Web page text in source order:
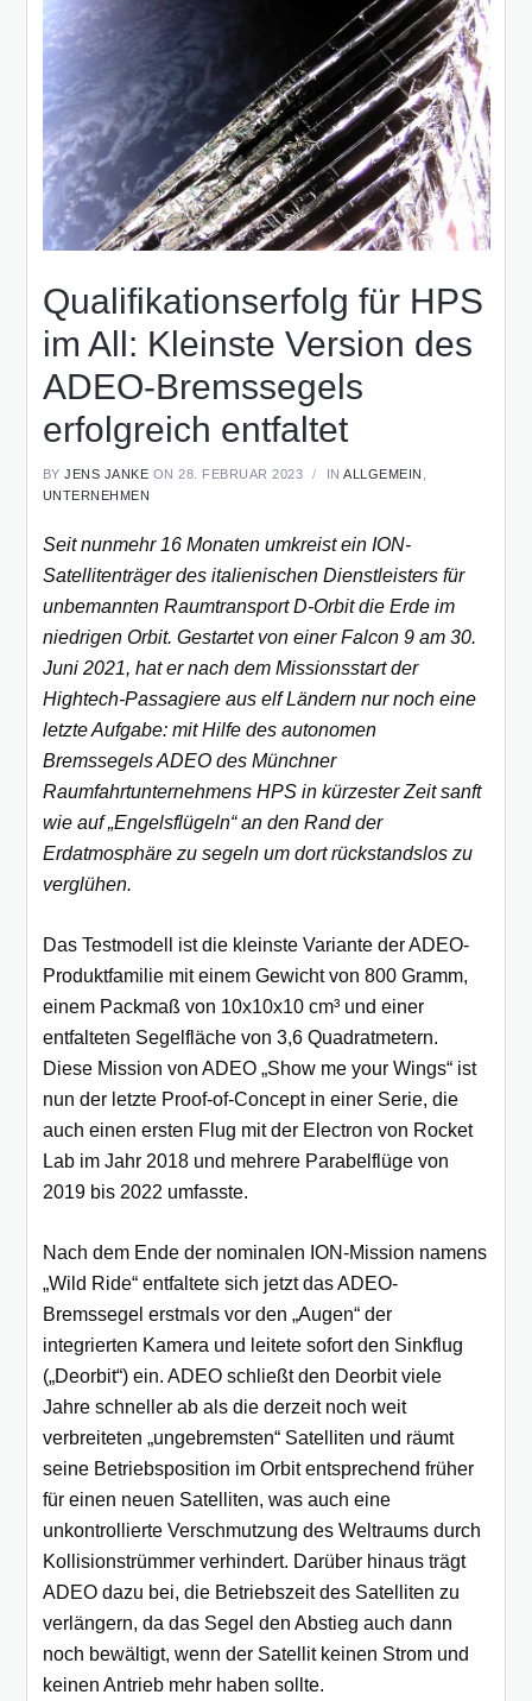
Qualifikationserfolg für HPS
im All: Kleinste Version des
ADEO-Bremssegels
erfolgreich entfaltet
BY JENS JANKE ON 28. FEBRUAR 2023 IN ALLGEMEIN
UNTERNEHMEN
Seit nunmehr 16 Monaten umkreist ein ION-
Satellitenträger des italienischen Dienstleisters für
unbemannten Raumtransport D-Orbit die Erde im
niedrigen Orbit. Gestartet von einer Falcon 9 am 30.
Juni 2021, hat er nach dem Missionsstart der
Hightech-Passagiere aus elf Ländern nur noch eine
letzte Aufgabe: mit Hilfe des autonomen
Bremssegels ADEO des Münchner
Raumfahrtunternehmens HPS in kürzester Zeit sanft
wie auf „Engelsflügeln“ an den Rand der
Erdatmosphäre zu segeln um dort rückstandslos zu
verglühen.
Das Testmodell ist die kleinste Variante der ADEO-
Produktfamilie mit einem Gewicht von 800 Gramm,
einem Packmaß von 10x10x10 cm³ und einer
entfalteten Segelfläche von 3,6 Quadratmetern.
Diese Mission von ADEO „Show me your Wings“ ist
nun der letzte Proof-of-Concept in einer Serie, die
auch einen ersten Flug mit der Electron von Rocket
Lab im Jahr 2018 und mehrere Parabelflüge von
2019 bis 2022 umfasste.
Nach dem Ende der nominalen ION-Mission namens
„Wild Ride“ entfaltete sich jetzt das ADEO-
Bremssegel erstmals vor den „Augen“ der
integrierten Kamera und leitete sofort den Sinkflug
(„Deorbit“) ein. ADEO schließt den Deorbit viele
Jahre schneller ab als die derzeit noch weit
verbreiteten „ungebremsten“ Satelliten und räumt
seine Betriebsposition im Orbit entsprechend früher
für einen neuen Satelliten, was auch eine
unkontrollierte Verschmutzung des Weltraums durch
Kollisionstrümmer verhindert. Darüber hinaus trägt
ADEO dazu bei, die Betriebszeit des Satelliten zu
verlängern, da das Segel den Abstieg auch dann
noch bewältigt, wenn der Satellit keinen Strom und
keinen Antrieb mehr haben sollte.